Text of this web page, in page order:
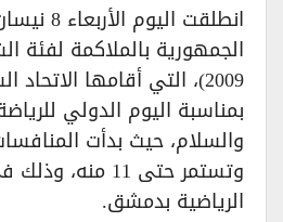
​انطلقت
2009)، التي أقامها الاتحاد
بمناسبة اليوم الدولي
وتستمر حتى 11 منه،
الرياضية بدمشق.